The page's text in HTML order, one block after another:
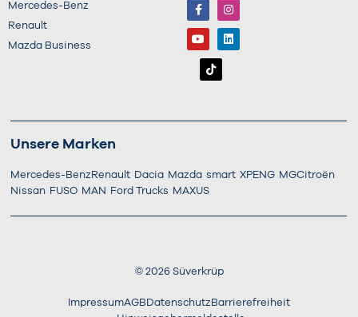
Mercedes-Benz
Renault
Mazda Business
Unsere Marken
Mercedes-Benz Renault Dacia Mazda smart XPENG MGCitroën
Nissan FUSO MAN Ford Trucks MAXUS
© 2026Süverkrüp
ImpressumAGB Datenschutz Barrierefreiheit